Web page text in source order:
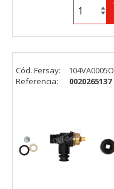
Cód. Fersay:
104VA0005O
Referencia:
0020265137